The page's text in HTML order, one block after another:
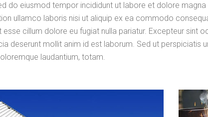
do eiusmod tempor incididunt ut labore et dolore magna
ullamco laboris nisi ut aliquip ex ea commodo
esse cillum dolore eu fugiat nulla pariatur. Excepteur sint
deserunt mollit anim id est laborum. Sed ut perspiciatis
laudantium, totam.